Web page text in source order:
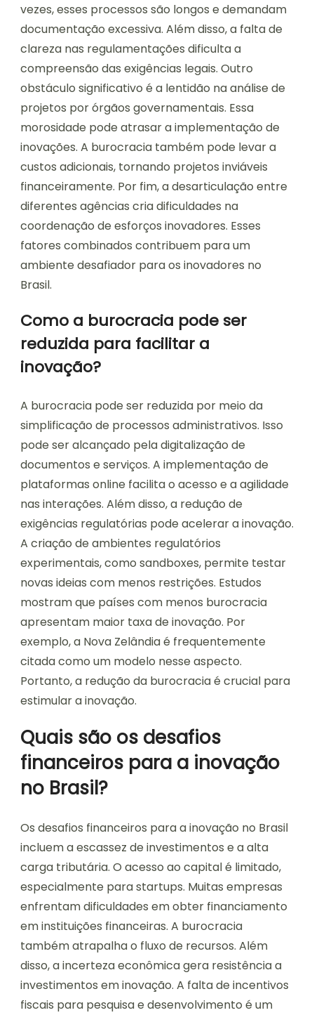
vezes, esses processos são longos e demandam
documentação excessiva. Além disso, a falta de
clareza nas regulamentações dificulta a
compreensão das exigências legais. Outro
obstáculo significativo é a lentidão na análise de
projetos por órgãos governamentais. Essa
morosidade pode atrasar a implementação de
inovações. A burocracia também pode levar a
custos adicionais, tornando projetos inviáveis
financeiramente. Por fim, a desarticulação entre
diferentes agências cria dificuldades na
coordenação de esforços inovadores. Esses
fatores combinados contribuem para um
ambiente desafiador para os inovadores no
Brasil.
Como a burocracia pode ser
reduzida para facilitar a
inovação?
A burocracia pode ser reduzida por meio da
simplificação de processos administrativos. Isso
pode ser alcançado pela digitalização de
documentos e serviços. A implementação de
plataformas online facilita o acesso e a agilidade
nas interações. Além disso, a redução de
exigências regulatórias pode acelerar a inovação.
A criação de ambientes regulatórios
experimentais, como sandboxes, permite testar
novas ideias com menos restrições. Estudos
mostram que países com menos burocracia
apresentam maior taxa de inovação. Por
exemplo, a Nova Zelândia é frequentemente
citada como um modelo nesse aspecto.
Portanto, a redução da burocracia é crucial para
estimular a inovação.
Quais são os desafios
financeiros para a inovação
no Brasil?
Os desafios financeiros para a inovação no Brasil
incluem a escassez de investimentos e a alta
carga tributária. O acesso ao capital é limitado,
especialmente para startups. Muitas empresas
enfrentam dificuldades em obter financiamento
em instituições financeiras. A burocracia
também atrapalha o fluxo de recursos. Além
disso, a incerteza econômica gera resistência a
investimentos em inovação. A falta de incentivos
fiscais para pesquisa e desenvolvimento é um